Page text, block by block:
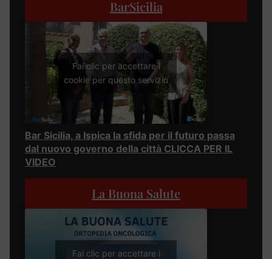
BarSicilia
Fai clic per accettare i
cookie per questo servizio
Bar Sicilia, a Ispica la sfida per il futuro passa
dal nuovo governo della città CLICCA PER IL
VIDEO
La Buona Salute
Fai clic per accettare i